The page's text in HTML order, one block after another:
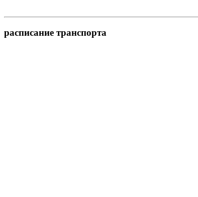
расписание транспорта